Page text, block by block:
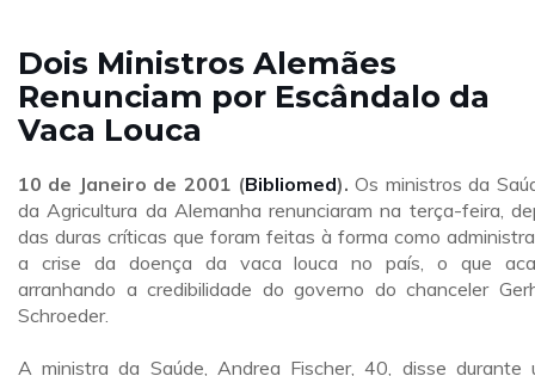
Dois Ministros Alemães
Renunciam por Escândalo da
Vaca Louca
10 de Janeiro de 2001 (Bibliomed). Os ministros da
da Agricultura da Alemanha renunciaram na terça-feira,
das duras críticas que foram feitas à forma como
a crise da doença da vaca louca no país, o que
arranhando a credibilidade do governo do chanceler
Schroeder.
A ministra da Saúde, Andrea Fischer, 40, disse durante